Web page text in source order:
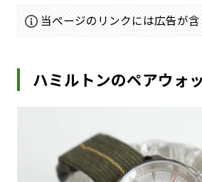
当ページのリンクには広告が含
ハミルトンのペアウォ